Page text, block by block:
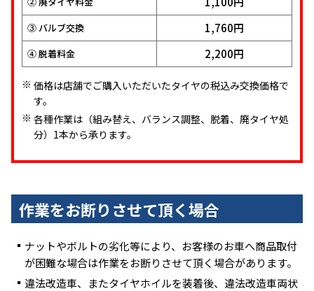
③ バルブ交換 1,760円
④ 脱着料金 2,200円
SUV
円 /4本
② 廃タイヤ料金
③ バルブ交換 1,760円
① 組替・バランス調整 11,000円
② 廃タイヤ料金 1,100円
③ バルブ交換 1,760円
④ 脱着料金 2,200円
価格は店舗でご購入いただいたタイヤの税込み交換価格で
す。
各種作業は（組み替え、バランス調整、脱着、廃タイヤ処
分）1本から承ります。
作業をお断りさせて頂く場合
ナットやボルトの劣化等により、お客様のお車へ商品取付
が困難な場合は作業をお断りさせて頂く場合があります。
違法改造車、またタイヤホイルを装着後、違法改造車両状